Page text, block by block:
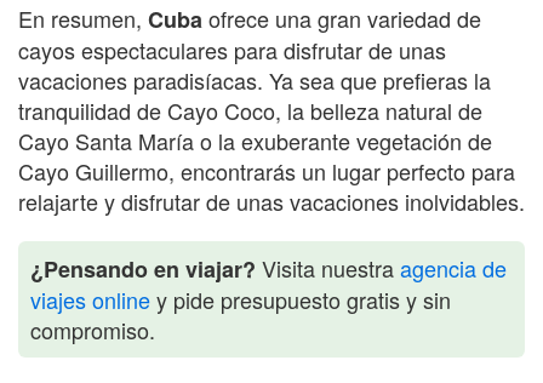
En resumen, Cubaofrece una gran variedad de
cayos espectaculares para disfrutar de unas
vacaciones paradisíacas. Ya sea que prefieras la
tranquilidad de Cayo Coco, la belleza natural de
Cayo Santa María o la exuberante vegetación de
Cayo Guillermo, encontrarás un lugar perfecto para
relajarte y disfrutar de unas vacaciones inolvidables.
¿Pensando en viajar? Visita nuestraagencia de
viajes onliney pide presupuesto gratis y sin
compromiso.